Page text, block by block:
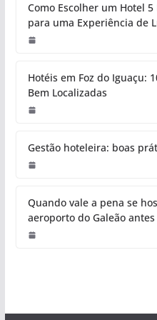
Como Escolher um Hotel
para uma Experiência de
Hotéis em Foz do Iguaçu:
Bem Localizadas
Gestão hoteleira: boas
Quando vale a pena se
aeroporto do Galeão